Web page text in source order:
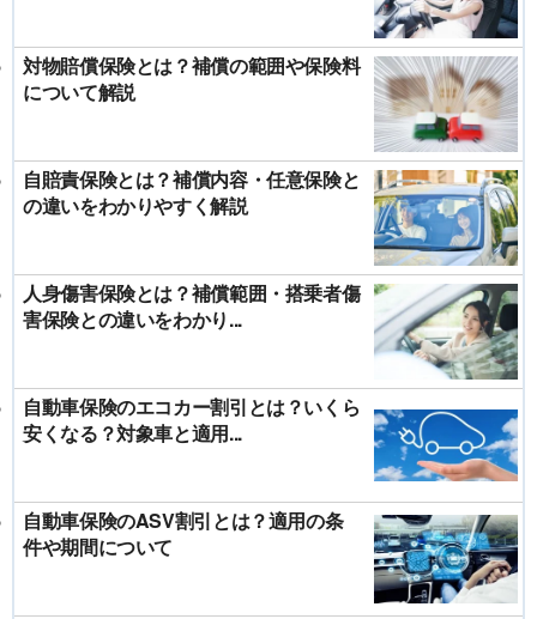
対物賠償保険とは？補償の範囲や保険料
について解説
自賠責保険とは？補償内容・任意保険と
の違いをわかりやすく解説
人身傷害保険とは？補償範囲・搭乗者傷
害保険との違いをわかり...
自動車保険のエコカー割引とは？いくら
安くなる？対象車と適用...
自動車保険のASV割引とは？適用の条
件や期間について